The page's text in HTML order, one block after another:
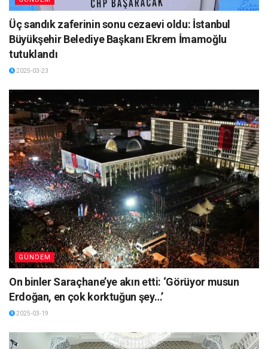
Üç sandık zaferinin sonu cezaevi oldu: İstanbul
Büyükşehir Belediye Başkanı Ekrem İmamoğlu
tutuklandı
2025-03-23
GÜNDEM
On binler Saraçhane’ye akın etti: ‘Görüyor musun
Erdoğan, en çok korktuğun şey…’
2025-03-19